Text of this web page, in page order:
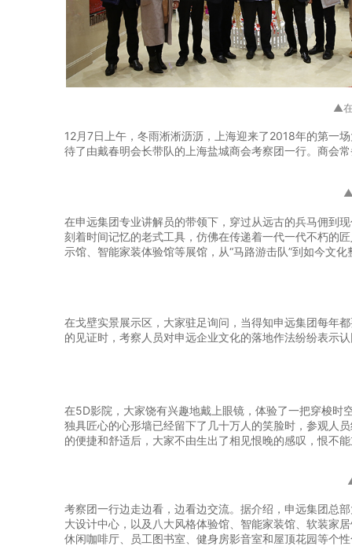
▲
12月7日上午，冬雨淅淅沥沥，上海迎来了2018年的第一
待了由戴春明会长带队的上海盐城商会考察团一行。商会
▲
在申远集团专业讲解员的带领下，穿过从远古的兵马佣到
刻着时间记忆的老式工具，仿佛在传递着一代一代不朽的
示馆、智能家装体验馆等展馆，从“马路游击队”到如今文
在戈壁实景展示区，大家驻足询问，当得知申远集团每年
的见证时，考察人员对申远企业文化的落地作法纷纷表示
在5D影院，大家饶有兴趣地戴上眼镜，体验了一把穿梭时
独具匠心的心形墙已经留下了几十万人的笑脸时，参观人
的便捷和舒适后，大家不由生出了相见恨晚的感叹，恨不
考察团一行边走边看，边看边交流。据介绍，申远集团总
大设计中心，以及八大风格体验馆、智能家装馆、软装家
休闲咖啡厅、员工图书室、健身房影音室和屋顶花园等个